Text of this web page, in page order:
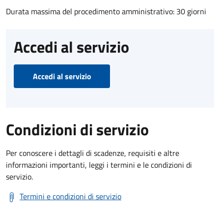
Durata massima del procedimento amministrativo: 30 giorni
Accedi al servizio
Accedi al servizio
Condizioni di servizio
Per conoscere i dettagli di scadenze, requisiti e altre
informazioni importanti, leggi i termini e le condizioni di
servizio.
Termini e condizioni di servizio